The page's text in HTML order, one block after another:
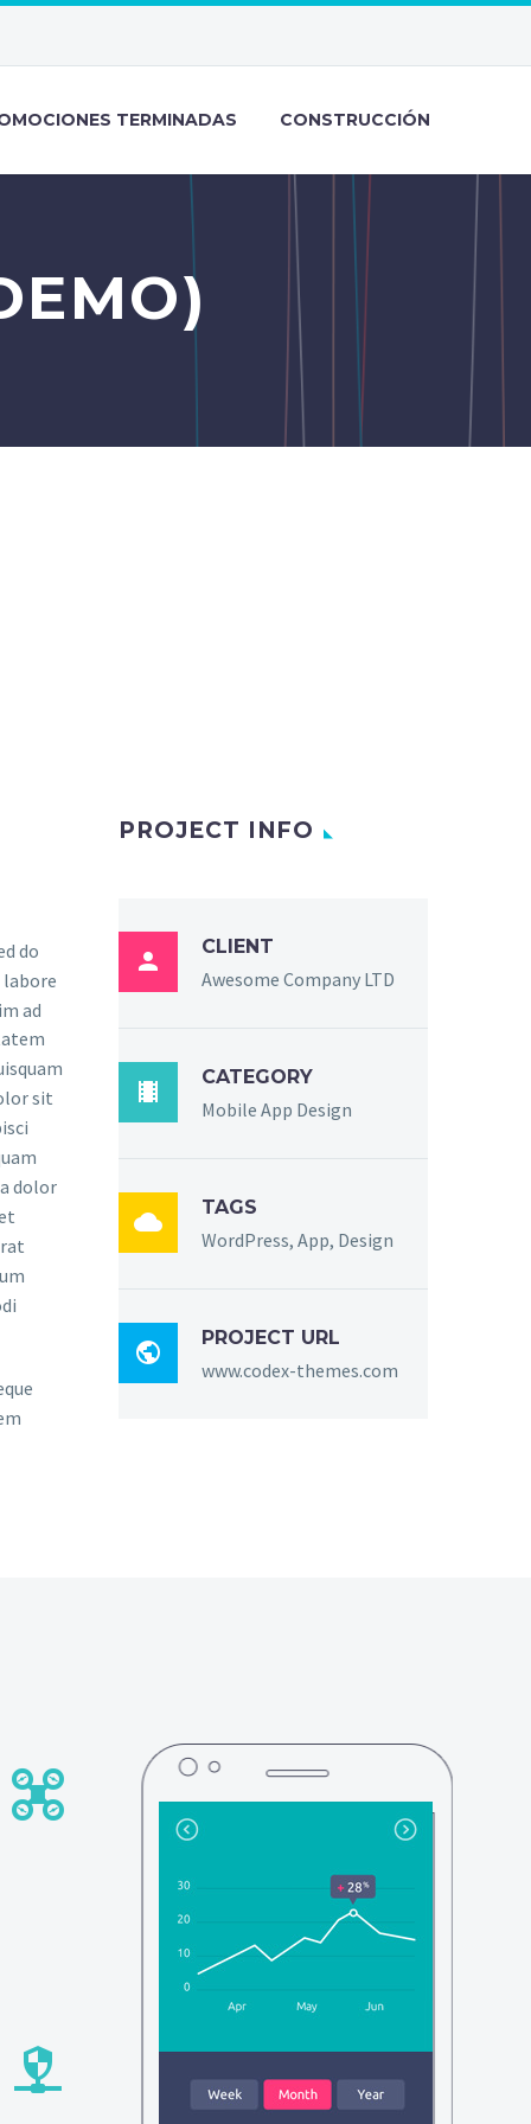
TERMINADAS CONSTRUCCIÓN
do
ad
sit
dolor
PROJECT INFO

CLIENT
Awesome Company LTD

CATEGORY
Mobile App Design

TAGS
WordPress, App, Design

PROJECT URL
www.codex-themes.com



